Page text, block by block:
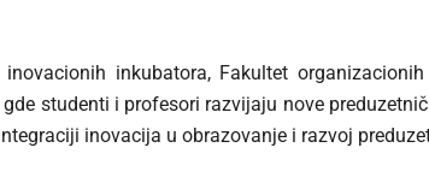
inkubatora, Fakultet organizacionih
studenti i profesori razvijaju nove
inovacija u obrazovanje i razvoj